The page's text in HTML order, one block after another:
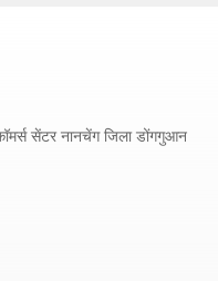
सेंटर नानचेंग जिला डोंगगुआन